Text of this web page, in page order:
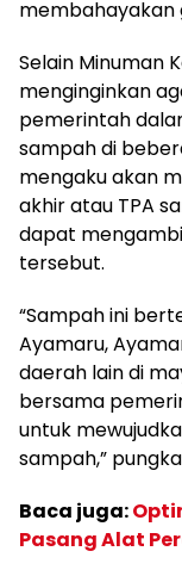
membahayakan
Selain Minuman
menginginkan
pemerintah
sampah di
mengaku akan
akhir atau TPA
dapat
tersebut.
“Sampah ini
Ayamaru,
daerah lain di
bersama
untuk
sampah,”
Baca juga:
Pasang Alat